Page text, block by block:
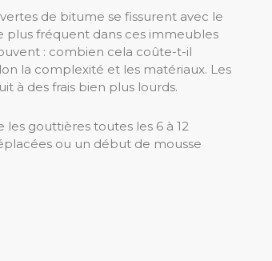
de bitume se fissurent avec le
fréquent dans ces immeubles
: combien cela coûte-t-il
la complexité et les matériaux. Les
à des frais bien plus lourds.
gouttières toutes les 6 à 12
ou un début de mousse